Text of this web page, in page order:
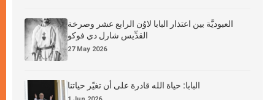
العبوديَّة بين اعتذار البابا لاوُن الرابع عشر وصرخة
القدِّيس شارل دي فوكو
27 May 2026
البابا: حياة الله قادرة على أن تغيّر حياتنا